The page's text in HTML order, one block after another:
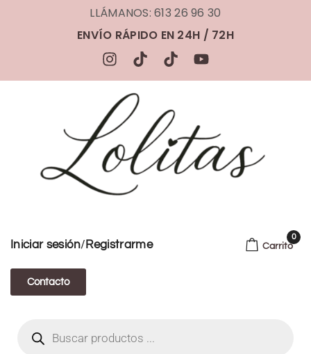
LLÁMANOS: 613 26 96 30
ENVÍO RÁPIDO EN 24H / 72H
Iniciar sesión/ Registrarme
Contacto
Carrito
0